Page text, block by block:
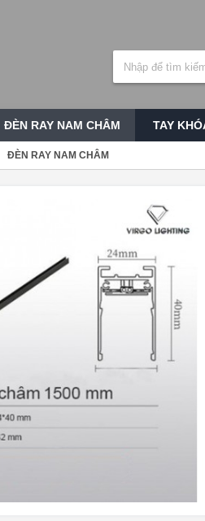
ĐÈN RAY NAM CHÂM TAY
ĐÈN RAY NAM CHÂM